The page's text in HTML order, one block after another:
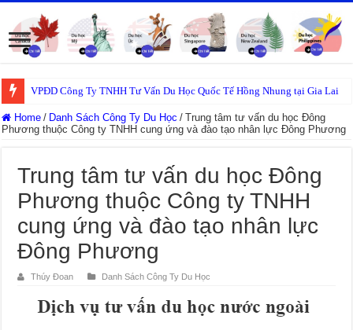
VPĐD Công Ty TNHH Tư Vấn Du Học Quốc Tế Hồng Nhung tại Gia Lai
Home / Danh Sách Công Ty Du Học / Trung tâm tư vấn du học Đông
Phương thuộc Công ty TNHH cung ứng và đào tạo nhân lực Đông Phương
Trung tâm tư vấn du học Đông
Phương thuộc Công ty TNHH
cung ứng và đào tạo nhân lực
Đông Phương
Thúy Đoan Danh Sách Công Ty Du Học